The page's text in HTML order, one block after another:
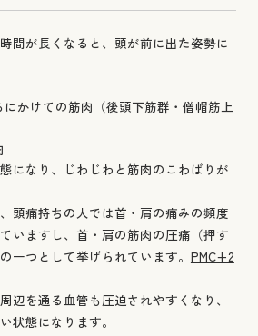
間が長くなると、頭が前に出た姿勢に
かけての筋肉（後頭下筋群・僧帽筋上
になり、じわじわと筋肉のこわばりが
頭痛持ちの人では首・肩の痛みの頻度
いますし、首・肩の筋肉の圧痛（押す
一つとして挙げられています。 PMC+2
辺を通る血管も圧迫されやすくなり、
状態になります。